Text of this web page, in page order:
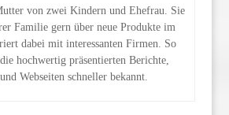
von zwei Kindern und Ehefrau. Sie
Familie gern über neue Produkte im
dabei mit interessanten Firmen. So
hochwertig präsentierten Berichte,
Webseiten schneller bekannt.